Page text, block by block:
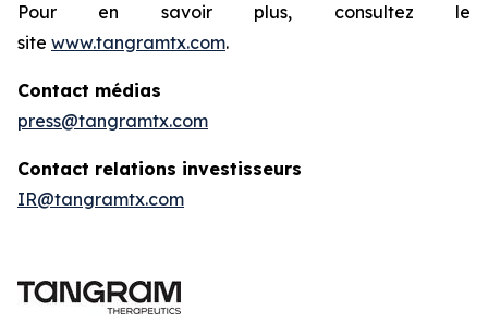
Pour en savoir plus, consultez le
site www.tangramtx.com.
Contact médias
press@tangramtx.com
Contact relations investisseurs
IR@tangramtx.com